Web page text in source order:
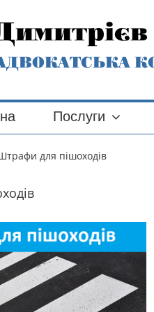
Послуги
для пішоходів